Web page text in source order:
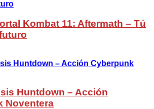
Kombat 11: Aftermath – Tú
Huntdown – Acción
Noventera